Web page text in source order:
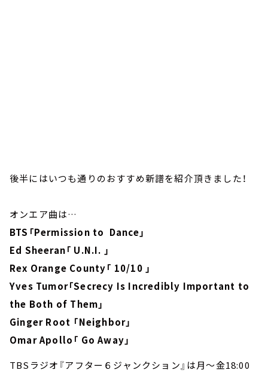
後半にはいつも通りのおすすめ新譜を紹介頂きました！
オンエア曲は…
BTS「Permission to Dance」
Ed Sheeran「 U.N.I. 」
Rex Orange County「 10/10 」
Yves Tumor「Secrecy Is Incredibly Important to
the Both of Them」
Ginger Root 「Neighbor」
Omar Apollo「 Go Away」
TBSラジオ『アフター６ジャンクション』は月～金18:00